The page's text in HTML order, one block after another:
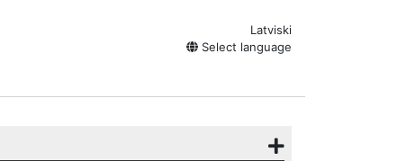
Latviski
Select language